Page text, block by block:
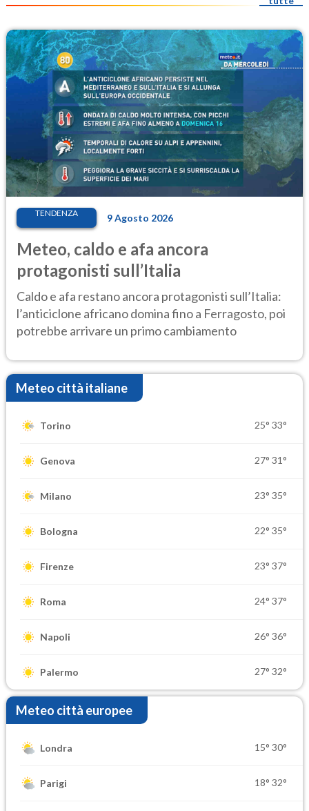
TENDENZA 9 Agosto 2026
Meteo, caldo e afa ancora
protagonisti sull’Italia
Caldo e afa restano ancora protagonisti sull’Italia:
l’anticiclone africano domina fino a Ferragosto, poi
potrebbe arrivare un primo cambiamento
Meteo città italiane
Torino 25° 33°
Genova 27° 31°
Milano 23° 35°
Bologna 22° 35°
Firenze 23° 37°
Roma 24° 37°
Napoli 26° 36°
Palermo 27° 32°
Meteo città europee
Londra 15° 30°
Parigi 18° 32°